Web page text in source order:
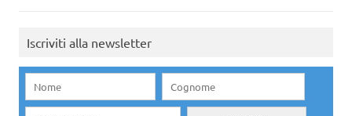
Iscriviti alla newsletter